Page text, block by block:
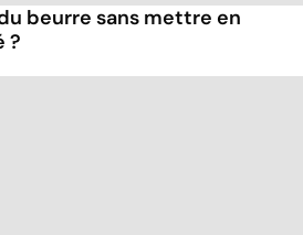
beurre sans mettre en
?